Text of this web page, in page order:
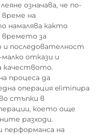
означава, че по-
време на
намалява както
времето за
и последователност
откази и
качеството.
процеса да
операция eliminира
стъпки в
което още
разходи.
перформанса на